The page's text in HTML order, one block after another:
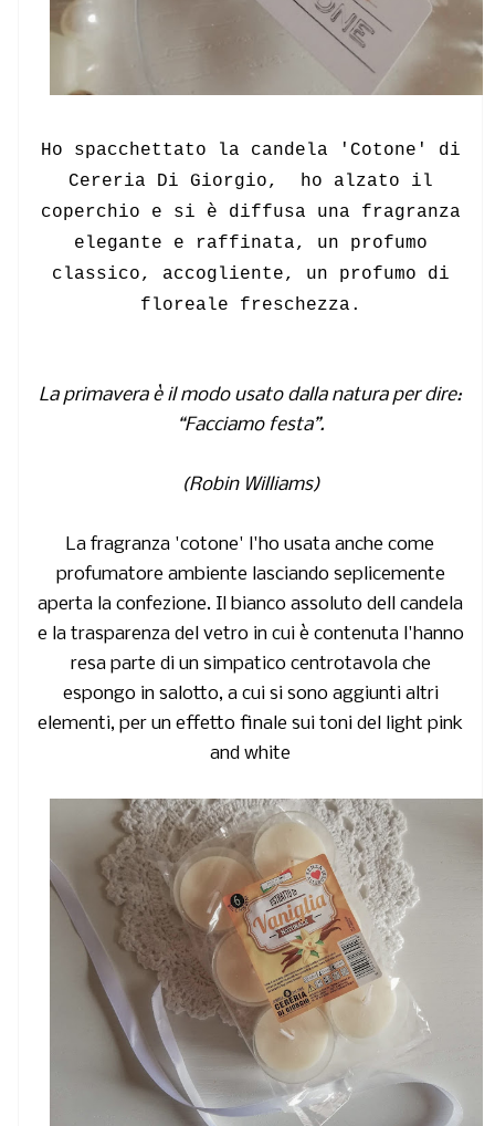
Ho spacchettato la candela 'Cotone' di
Cereria Di Giorgio, ho alzato il
coperchio e si è diffusa una fragranza
elegante e raffinata, un profumo
classico, accogliente, un profumo di
floreale freschezza.
La primavera è il modo usato dalla natura per dire:
“Facciamo festa”.
(Robin Williams)
La fragranza 'cotone' l'ho usata anche come
profumatore ambiente lasciando seplicemente
aperta la confezione. Il bianco assoluto dell candela
e la trasparenza del vetro in cui è contenuta l'hanno
resa parte di un simpatico centrotavola che
espongo in salotto, a cui si sono aggiunti altri
elementi, per un effetto finale sui toni del light pink
and white